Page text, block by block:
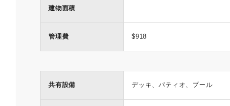
建物面積
管理費 $918
共有設備 デッキ、パティオ、プール